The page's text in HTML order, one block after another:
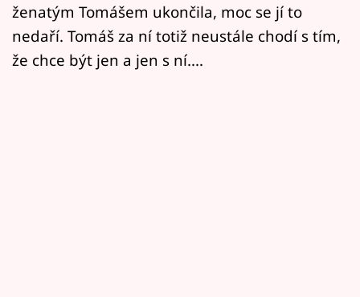
Přihlášení
ženatým Tomášem ukončila, moc se jí to
nedaří. Tomáš za ní totiž neustále chodí s tím,
že chce být jen a jen s ní....